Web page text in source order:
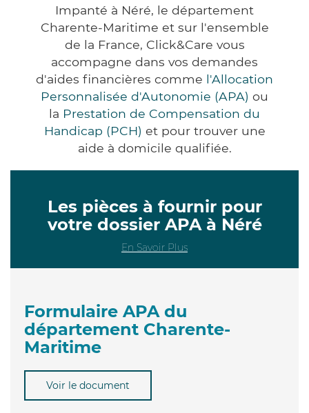
Impanté à Néré, le département
Charente-Maritime et sur l'ensemble
de la France, Click&Care vous
accompagne dans vos demandes
d'aides financières comme l'Allocation
Personnalisée d'Autonomie (APA) ou
la Prestation de Compensation du
Handicap (PCH) et pour trouver une
aide à domicile qualifiée.
Les pièces à fournir pour
votre dossier APA à Néré
En Savoir Plus
Formulaire APA du
département Charente-
Maritime
Voir le document